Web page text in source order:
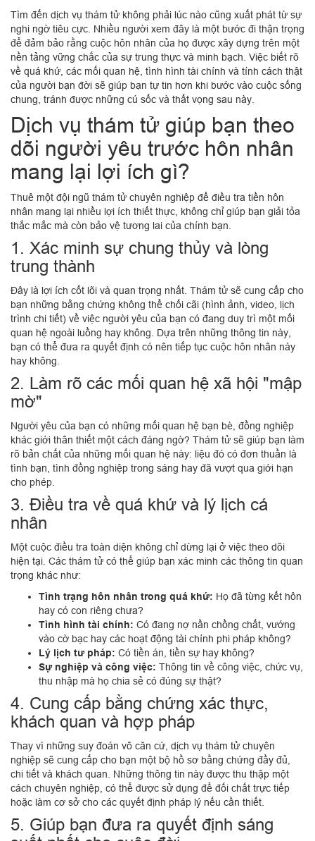
Tìm đến dịch vụ thám tử không phải lúc nào cũng xuất phát từ sự
nghi ngờ tiêu cực. Nhiều người xem đây là một bước đi thận trọng
để đảm bảo rằng cuộc hôn nhân của họ được xây dựng trên một
nền tảng vững chắc của sự trung thực và minh bạch. Việc biết rõ
về quá khứ, các mối quan hệ, tình hình tài chính và tính cách thật
của người bạn đời sẽ giúp bạn tự tin hơn khi bước vào cuộc sống
chung, tránh được những cú sốc và thất vọng sau này.
Dịch vụ thám tử giúp bạn theo
dõi người yêu trước hôn nhân
mang lại lợi ích gì?
Thuê một đội ngũ thám tử chuyên nghiệp để điều tra tiền hôn
nhân mang lại nhiều lợi ích thiết thực, không chỉ giúp bạn giải tỏa
thắc mắc mà còn bảo vệ tương lai của chính bạn.
1. Xác minh sự chung thủy và lòng
trung thành
Đây là lợi ích cốt lõi và quan trọng nhất. Thám tử sẽ cung cấp cho
bạn những bằng chứng không thể chối cãi (hình ảnh, video, lịch
trình chi tiết) về việc người yêu của bạn có đang duy trì một mối
quan hệ ngoài luồng hay không. Dựa trên những thông tin này,
bạn có thể đưa ra quyết định có nên tiếp tục cuộc hôn nhân này
hay không.
2. Làm rõ các mối quan hệ xã hội "mập
mờ"
Người yêu của bạn có những mối quan hệ bạn bè, đồng nghiệp
khác giới thân thiết một cách đáng ngờ? Thám tử sẽ giúp bạn làm
rõ bản chất của những mối quan hệ này: liệu đó có đơn thuần là
tình bạn, tình đồng nghiệp trong sáng hay đã vượt qua giới hạn
cho phép.
3. Điều tra về quá khứ và lý lịch cá
nhân
Một cuộc điều tra toàn diện không chỉ dừng lại ở việc theo dõi
hiện tại. Các thám tử có thể giúp bạn xác minh các thông tin quan
trọng khác như:
Tình trạng hôn nhân trong quá khứ: Họ đã từng kết hôn
hay có con riêng chưa?
Tình hình tài chính: Có đang nợ nần chồng chất, vướng
vào cờ bạc hay các hoạt động tài chính phi pháp không?
Lý lịch tư pháp: Có tiền án, tiền sự hay không?
Sự nghiệp và công việc: Thông tin về công việc, chức vụ,
thu nhập mà họ chia sẻ có đúng sự thật?
4. Cung cấp bằng chứng xác thực,
khách quan và hợp pháp
Thay vì những suy đoán vô căn cứ, dịch vụ thám tử chuyên
nghiệp sẽ cung cấp cho bạn một bộ hồ sơ bằng chứng đầy đủ,
chi tiết và khách quan. Những thông tin này được thu thập một
cách chuyên nghiệp, có thể được sử dụng để đối chất trực tiếp
hoặc làm cơ sở cho các quyết định pháp lý nếu cần thiết.
5. Giúp bạn đưa ra quyết định sáng